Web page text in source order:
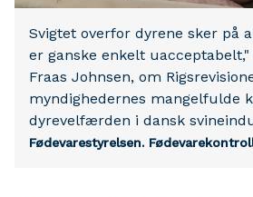
Svigtet overfor dyrene sker på
er ganske enkelt
Fraas Johnsen, om
myndighedernes mangelfulde
dyrevelfærden i dansk
Fødevarestyrelsen.